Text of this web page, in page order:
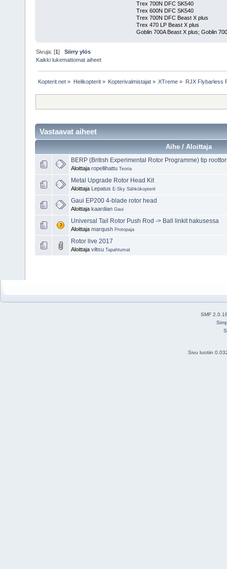
Trex 700N DFC SK540
Trex 600N DFC SK540
Trex 700N DFC Beast X plus
Trex 470 LP Beast X plus
Goblin 700A Beast X plus; Goblin
Sivuja: [1]Siirry ylös
Kaikki lukemattomat aiheet
Kopterit.net » Helikopterit» Kopterivalmistajat» XTreme » RJX Flybarless
Vastaavat aiheet
Aihe / Aloittaja
BERP (British Experimental Rotor Programme) tip
Aloittaja ropellihattu Teoria
Metal Upgrade Rotor Head Kit
Aloittaja Lepatus E-Sky Sähkökopterit
Gaui EP200 4-blade rotor head
Aloittaja kaardian Gaui
Universal Tail Rotor Push Rod -> Ball linkit hakusessa
Aloittaja marqush Protopaja
Rotor live 2017
Aloittaja viltsu Tapahtumat
SMF
Sivu luotiin